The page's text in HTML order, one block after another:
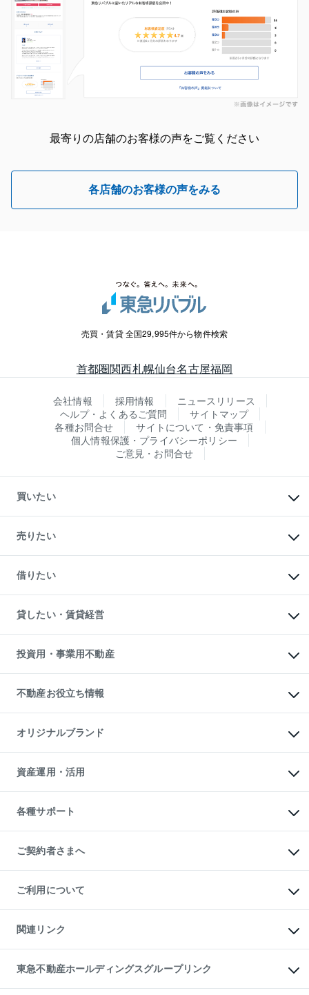
最寄りの店舗のお客様の声をご覧ください
各店舗のお客様の声をみる
売買・賃貸 全国29,995件から物件検索
首都圏関西札幌仙台名古屋福岡
会社情報 採用情報
ニュースリリース
ヘルプ・よくあるご質問
サイトマップ
各種お問合せ
サイトについて・免責事項
個人情報保護・プライバシーポリシー
ご意見・お問合せ
買いたい
新築・分譲マンションの購入
中古マンションの購入
一戸建ての購入
中古一戸建ての購入
不動産購入の流れ
注目キーワード物件特集
購入ガイド
English 繁体中文簡体中文
売りたい
一戸建ての売却・査定
土地の売却・査定
スピードAI査定
不動産査定について
不動産売却の流れ
不動産買換えの流れ
売却ガイド
借りたい
オフィス・店舗の賃貸
借りるときの流れ
借りるガイド
貸したい・賃貸経営
マンション賃料データ
賃貸管理プラン
リロケーションについて
貸すガイド
投資用・事業用不動産
事業用不動産
マンション投資
投資用マンション
アパート経営
収益物件
ビル購入（ビル一棟）
投資用不動産の売却査定
事業用不動産の売却査定
不動産お役立ち情報
マンションライブラリー
人気マンションランキング
暮らしに役立つ不動産メディア
不動産相場・不動産価格情報
不動産コラム・ニュース
不動産用語集
不動産なんでもネット相談室
住まいの税金
オリジナルブランド
一棟リノベーションマンション
L`GENTE（ルジェンテ）
区分リノベーションマンション
投資用一棟レジデンスWELL
不動産小口投資
LEGACIA（レガシア）
資産運用・活用
不動産M&A
アセットマネジメント・出資
各種サポート
相続サポート
リフォームサポート
ご契約者さまへ
ご紹介・再契約特典
入居者様専用-各種ご案内（賃貸）
東急こすもす会「こすもすWeb」
ご利用について
金融商品取引について
東急リバブル ソーシャルメディアポリシー
ご意見・お問い合わせ（金融商品取引専用の相談・お問い合わせ窓口）
ダイレクトメール（郵送物）・Eメールなどの送付停止について
関連リンク
これからご結婚される方に東急百貨店のブライダルクラブ
人材サービスのご用命は 東急リバブルスタッフ株式会社まで
東北の逸品を贈ります 東北すぐれものセレクション
東急不動産ホールディングスグループリンク